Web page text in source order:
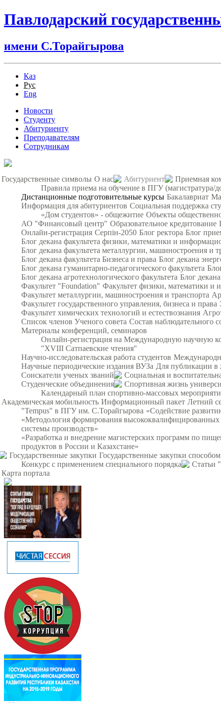
Павлодарский
имени С.Торайгырова
Қаз
Рус
Eng
Новости
Студенту
Абитуриенту
Преподавателям
Сотрудникам
Государственные символы О нас Абитуриент
Приемная
Правила приема на обучение в ПГУ (магистратура/
Дистанционные подготовительные курсы Бакалавриат
Информация для абитуриентов Социальная поддержка
«Дом студентов» - общежитие Объекты
АО "Финансовый центр" Образовательное кредитование
Онлайн-регистрация Серпін-2050 Блог ректора Блог
Блог декана факультета физики, математики и
Блог декана факультета металлургии, машиностроения и
Блог декана факультета Бизнеса и права Блог декана
Блог декана гуманитарно-педагогического факультета
Блог декана агротехнологического факультета Блог
Факультет "Foundation" Факультет физики, математики и
Факультет металлургии, машиностроения и транспорта
Факультет государственного управления, бизнеса и права
Факультет химических технологий и естествознания
Список членов Ученого совета Состав наблюдательного
Материалы конференций, семинаров
Онлайн-регистрация на Международную научную
"XVIII Сатпаевские чтения"
Научно-исследовательская работа студентов
Научные периодические издания ВУЗа Для публикации в
Соискатели ученых званий
Социальная и
Студенческие объединения
Спортивная жизнь
Календарный план спортивно-массовых
Академическая мобильность Информационный пакет Летний
"Tempus" в ПГУ им. С.Торайгырова «Содействие
«Методология формирования
системы производств»
«Разработка и внедрение магистерских программ по
продуктов в России и Казахстане»
Государственные закупки Государственные закупки
Конкурс с применением специального порядка
Статьи
Карта портала